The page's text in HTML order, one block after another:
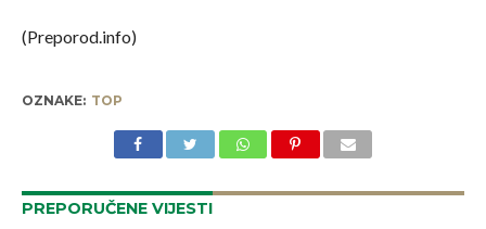
(Preporod.info)
OZNAKE: TOP
PREPORUČENE VIJESTI